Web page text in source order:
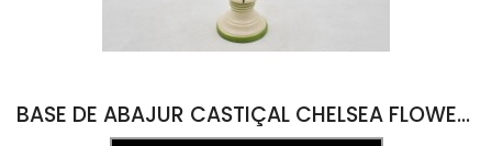
BASE DE ABAJUR CASTIÇAL CHELSEA FLOWER DESENHO DE FLORES 8,6L X 8,6C X 30,3A